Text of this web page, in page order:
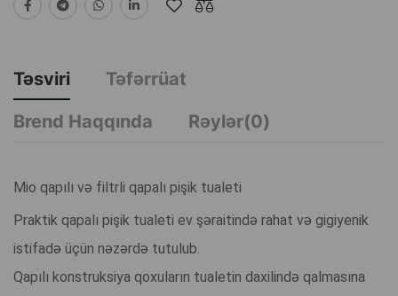
Təsviri
Təfərrüat
Brend Haqqında
Rəylər(0)
Mio qapılı və filtrli qapalı pişik tualeti
Praktik qapalı pişik tualeti ev şəraitində rahat və gigiyenik
istifadə üçün nəzərdə tutulub.
Qapılı konstruksiya qoxuların tualetin daxilində qalmasına